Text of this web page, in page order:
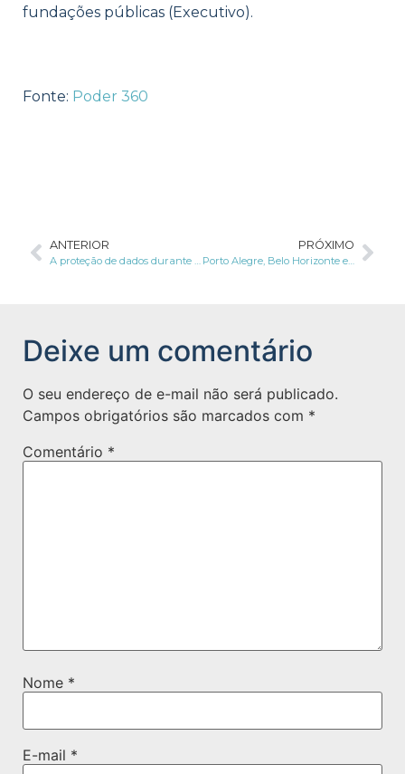
fundações públicas (Executivo).
Fonte: Poder 360
ANTERIOR
A proteção de dados durante o processo de fusão e aquisição de empresas
PRÓXIMO
Porto Alegre, Belo Horizonte e João Pessoa poderão ter acesso ao 5G
Deixe um comentário
O seu endereço de e-mail não será publicado.
Campos obrigatórios são marcados com *
Comentário *
Nome *
E-mail *